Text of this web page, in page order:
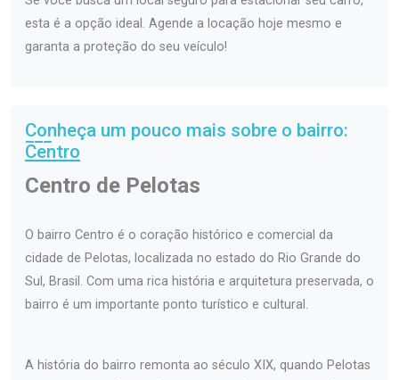
esta é a opção ideal. Agende a locação hoje mesmo e
garanta a proteção do seu veículo!
Conheça um pouco mais sobre o bairro:
Centro
Centro de Pelotas
O bairro Centro é o coração histórico e comercial da
cidade de Pelotas, localizada no estado do Rio Grande do
Sul, Brasil. Com uma rica história e arquitetura preservada, o
bairro é um importante ponto turístico e cultural.
A história do bairro remonta ao século XIX, quando Pelotas